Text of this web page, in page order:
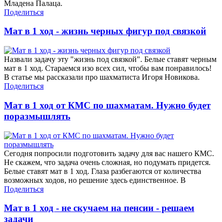
Младена Палаца.
Поделиться
Мат в 1 ход - жизнь черных фигур под связкой
Назвали задачу эту "жизнь под связкой". Белые ставят черным
мат в 1 ход. Стараемся изо всех сил, чтобы вам понравилось!
В статье мы рассказали про шахматиста Игоря Новикова.
Поделиться
Мат в 1 ход от КМС по шахматам. Нужно будет
поразмышлять
Сегодня попросили подготовить задачу для вас нашего КМС.
Не скажем, что задача очень сложная, но подумать придется.
Белые ставят мат в 1 ход. Глаза разбегаются от количества
возможных ходов, но решение здесь единственное. В
Поделиться
Мат в 1 ход - не скучаем на пенсии - решаем
задачи